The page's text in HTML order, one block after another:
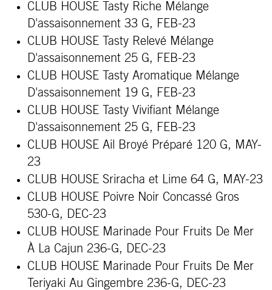
CLUB HOUSE Tasty Riche Mélange
D'assaisonnement 33 G, FEB-23
CLUB HOUSE Tasty Relevé Mélange
D'assaisonnement 25 G, FEB-23
CLUB HOUSE Tasty Aromatique Mélange
D'assaisonnement 19 G, FEB-23
CLUB HOUSE Tasty Vivifiant Mélange
D'assaisonnement 25 G, FEB-23
CLUB HOUSE Ail Broyé Préparé 120 G, MAY-
23
CLUB HOUSE Sriracha et Lime 64 G, MAY-23
CLUB HOUSE Poivre Noir Concassé Gros
530-G, DEC-23
CLUB HOUSE Marinade Pour Fruits De Mer
À La Cajun 236-G, DEC-23
CLUB HOUSE Marinade Pour Fruits De Mer
Teriyaki Au Gingembre 236-G, DEC-23